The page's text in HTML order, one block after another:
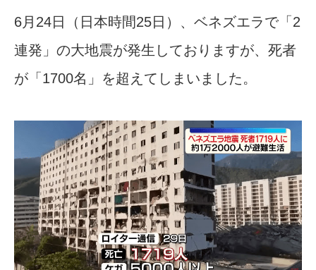
6月24日（日本時間25日）、ベネズエラで「2
連発」の大地震が発生しておりますが、死者
が「1700名」を超えてしまいました。